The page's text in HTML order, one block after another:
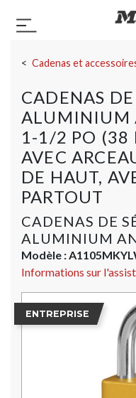
Basculer la navigation
Cadenas et
CADENAS
ALUMINIUM
1-1/2 PO (38
AVEC
DE HAUT,
PARTOUT
CADENAS DE
ALUMINIUM
Modèle :
Informations sur
ENTREPRISE